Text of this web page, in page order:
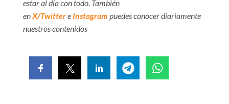
estar al día con todo. También
enX/Twittere Instagram puedes conocer diariamente
nuestros contenidos